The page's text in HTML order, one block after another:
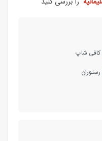
کافی شاپ
رستوران